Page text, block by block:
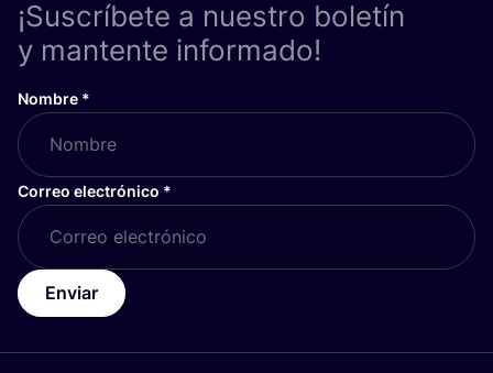
¡Suscríbete a nuestro boletín
y mantente informado!
Nombre *
Correo electrónico *
Enviar